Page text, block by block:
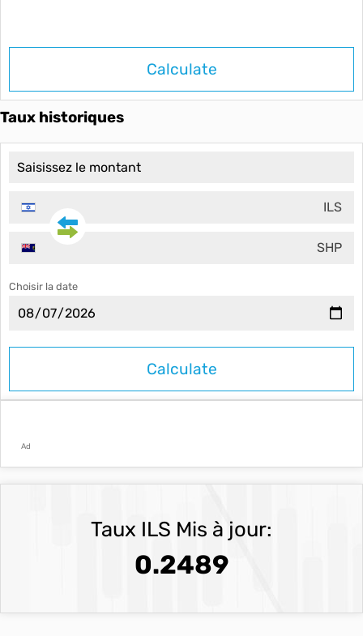
Calculate
Taux historiques
ILS
SHP
Choisir la date
Ad
Taux ILS Mis à jour:
0.2489